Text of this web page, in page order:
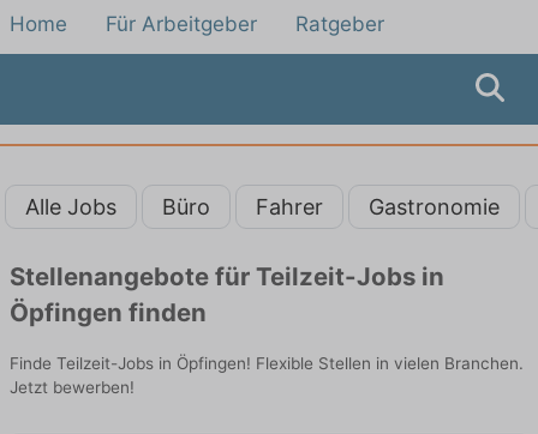
Home Für Arbeitgeber Ratgeber
Alle Jobs Büro Fahrer Gastronomie
Stellenangebote für Teilzeit-Jobs in
Öpfingen finden
Finde Teilzeit-Jobs in Öpfingen! Flexible Stellen in vielen Branchen.
Jetzt bewerben!